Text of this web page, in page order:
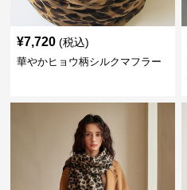
¥7,720 (税込)
華やかヒョウ柄シルクマフラー